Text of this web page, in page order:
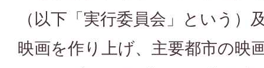
（以下「実行委員会」という）
映画を作り上げ、主要都市の映